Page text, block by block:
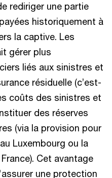
rediriger une partie
historiquement à
la captive. Les
gérer plus
liés aux sinistres et
résiduelle (c’est-
coûts des sinistres et
des réserves
(via la provision pour
Luxembourg ou la
Cet avantage
une protection